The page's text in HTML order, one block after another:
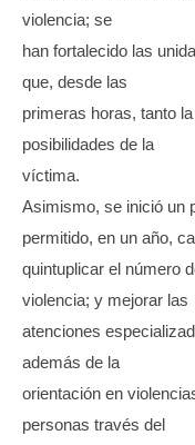
violencia; se
han fortalecido las
que, desde las
primeras horas, tanto
posibilidades de la
víctima.
Asimismo, se inició un
permitido, en un año,
quintuplicar el número
violencia; y mejorar las
atenciones
además de la
orientación en
personas través del